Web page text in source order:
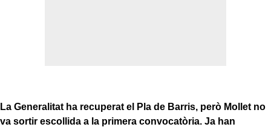
La Generalitat ha recuperat el Pla de Barris, però Mollet no
va sortir escollida a la primera convocatòria. Ja han